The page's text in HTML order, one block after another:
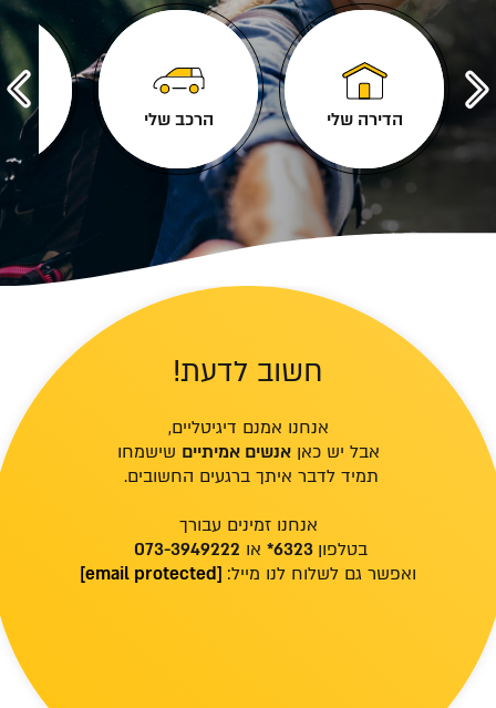
הדירה שלי הרכב שלי
!חשוב לדעת
אנחנו אמנם דיגיטליים,
אבל יש כאןאנשים אמיתיים שישמחו
תמיד לדבר איתך ברגעים החשובים.
אנחנו זמינים עבורך
בטלפון 6323* או 073-3949222
ואפשר גם לשלוח לנו מייל: [email protected]